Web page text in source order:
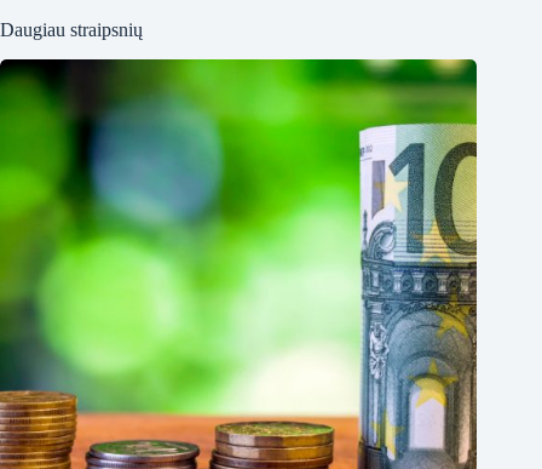
Daugiau straipsnių